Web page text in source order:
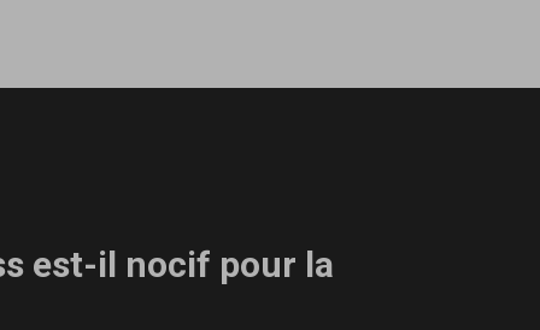
est-il nocif pour la